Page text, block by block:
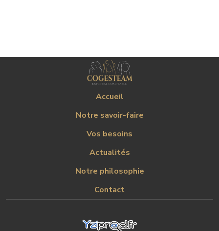
Accueil
Notre savoir-faire
Vos besoins
Actualités
Notre philosophie
Contact